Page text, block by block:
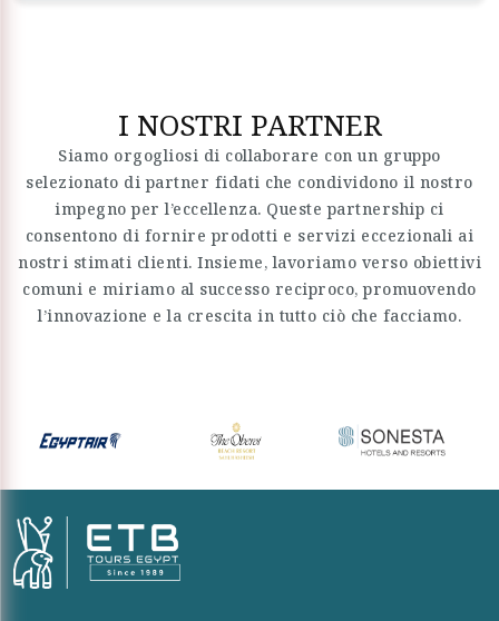
I NOSTRI PARTNER
Siamo orgogliosi di collaborare con un gruppo
selezionato di partner fidati che condividono il nostro
impegno per l’eccellenza. Queste partnership ci
consentono di fornire prodotti e servizi eccezionali ai
nostri stimati clienti. Insieme, lavoriamo verso obiettivi
comuni e miriamo al successo reciproco, promuovendo
l’innovazione e la crescita in tutto ciò che facciamo.